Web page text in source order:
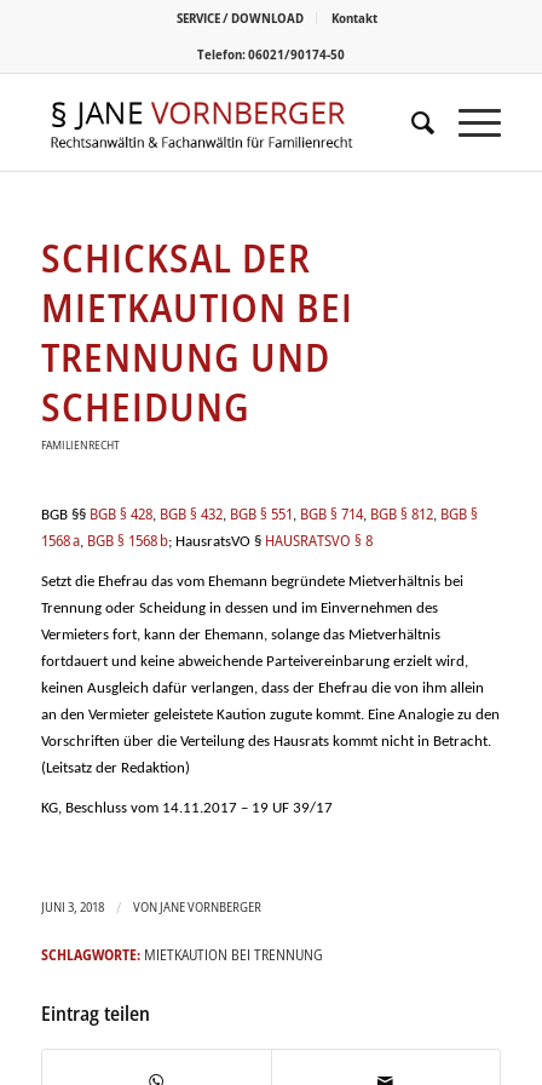
SERVICE / DOWNLOAD
Kontakt
Telefon: 06021/90174-50
SCHICKSAL DER
MIETKAUTION BEI
TRENNUNG UND
SCHEIDUNG
FAMILIENRECHT
BGB §§ BGB § 428, BGB § 432, BGB § 551, BGB § 714, BGB § 812, BGB §
1568 a, BGB § 1568 b; HausratsVO § HAUSRATSVO § 8
Setzt die Ehefrau das vom Ehemann begründete Mietverhältnis bei
Trennung oder Scheidung in dessen und im Einvernehmen des
Vermieters fort, kann der Ehemann, solange das Mietverhältnis
fortdauert und keine abweichende Parteivereinbarung erzielt wird,
keinen Ausgleich dafür verlangen, dass der Ehefrau die von ihm allein
an den Vermieter geleistete Kaution zugute kommt. Eine Analogie zu den
Vorschriften über die Verteilung des Hausrats kommt nicht in Betracht.
(Leitsatz der Redaktion)
KG, Beschluss vom 14.11.2017 – 19 UF 39/17
JUNI 3, 2018 / VON JANE VORNBERGER
SCHLAGWORTE: MIETKAUTION BEI TRENNUNG
Eintrag teilen